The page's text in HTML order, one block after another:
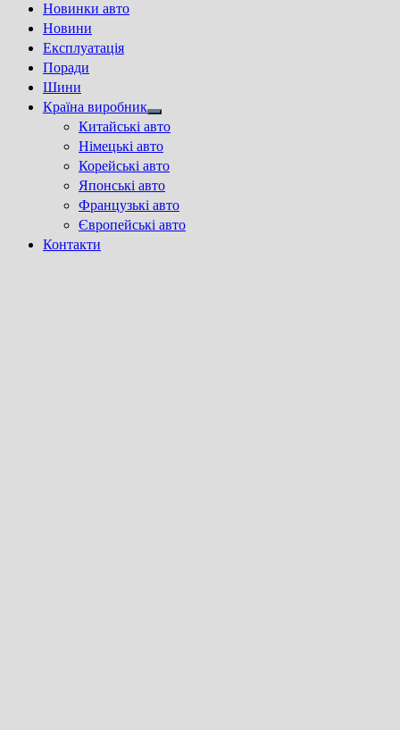
Новинки авто
Новини
Експлуатація
Поради
Шини
Країна виробник
Show
sub
menu
Китайські авто
Німецькі авто
Корейські авто
Японські авто
Французькі авто
Європейські авто
Контакти